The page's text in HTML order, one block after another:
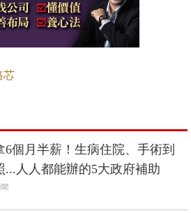
芯
6個月半薪！生病住院、手術到
...人人都能辦的5大政府補助